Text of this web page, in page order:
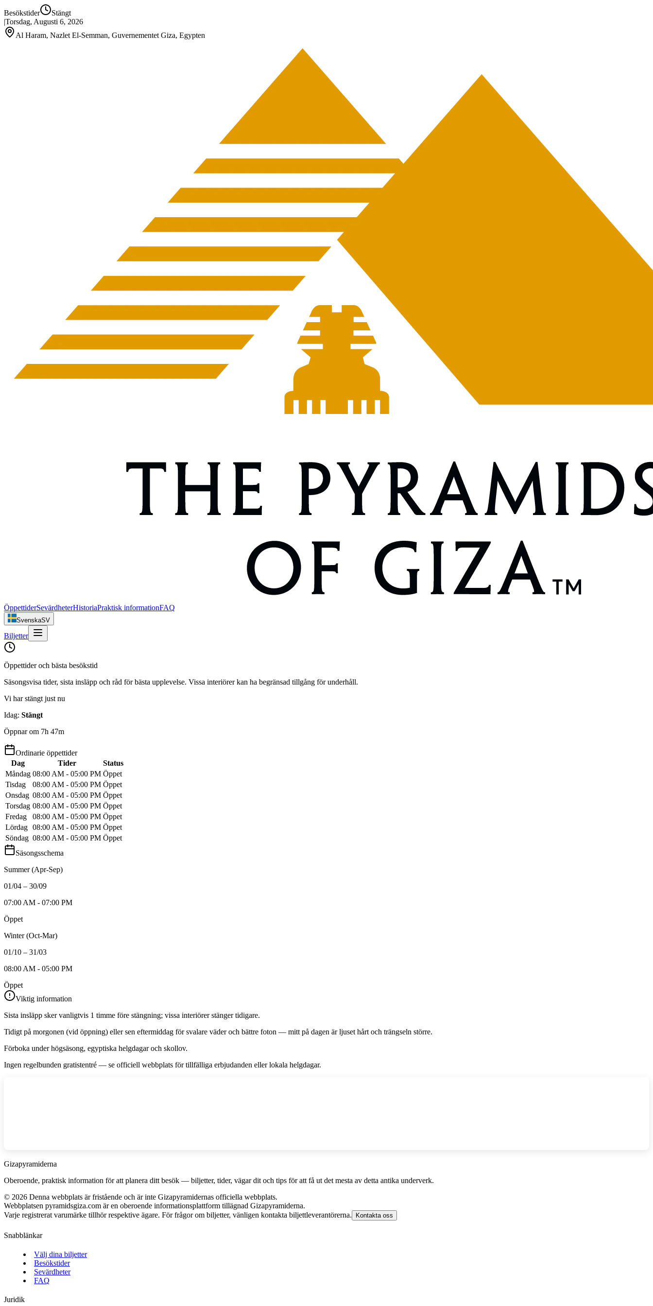
Besökstider
Stängt
|Torsdag, Augusti 6, 2026
Al Haram, Nazlet El-Semman, Guvernementet Giza, Egypten
ÖppettiderSevärdheterHistoriaPraktisk informationFAQ
SvenskaSV
Biljetter
Öppettider och bästa besökstid
Säsongsvisa tider, sista insläpp och råd för bästa upplevelse. Vissa interiörer kan ha begränsad tillgång för underhåll.
Vi har stängt just nu
Idag: Stängt
Öppnar om 7h 47m
Ordinarie öppettider
Dag
Tider
Status
Måndag 08:00 AM - 05:00 PM Öppet
Tisdag
08:00 AM - 05:00 PM Öppet
Onsdag 08:00 AM - 05:00 PM Öppet
Torsdag 08:00 AM - 05:00 PM Öppet
Fredag
08:00 AM - 05:00 PM Öppet
Lördag 08:00 AM - 05:00 PM Öppet
Söndag 08:00 AM - 05:00 PM Öppet
Säsongsschema
Summer (Apr-Sep)
01/04 – 30/09
07:00 AM - 07:00 PM
Öppet
Winter (Oct-Mar)
01/10 – 31/03
08:00 AM - 05:00 PM
Öppet
Viktig information
Sista insläpp sker vanligtvis 1 timme före stängning; vissa interiörer stänger tidigare.
Tidigt på morgonen (vid öppning) eller sen eftermiddag för svalare väder och bättre foton — mitt på dagen är ljuset hårt och trängseln större.
Förboka under högsäsong, egyptiska helgdagar och skollov.
Ingen regelbunden gratistentré — se officiell webbplats för tillfälliga erbjudanden eller lokala helgdagar.
Gizapyramiderna
Oberoende, praktisk information för att planera ditt besök — biljetter, tider, vägar dit och tips för att få ut det mesta av detta antika underverk.
© 2026 Denna webbplats är fristående och är inte Gizapyramidernas officiella webbplats.
Webbplatsen pyramidsgiza.com är en oberoende informationsplattform tillägnad Gizapyramiderna.
Varje registrerat varumärke tillhör respektive ägare. För frågor om biljetter, vänligen kontakta biljettleverantörerna.
Kontakta oss
Snabblänkar
Välj dina biljetter
Besökstider
Sevärdheter
FAQ
Juridik